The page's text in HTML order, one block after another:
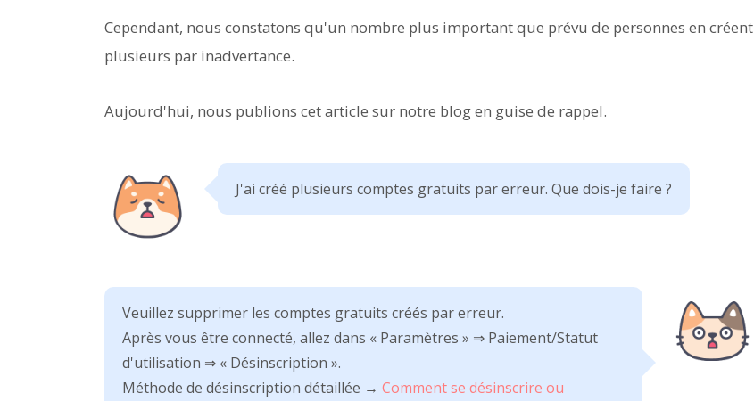
Cependant, nous constatons qu'un nombre plus important que prévu de personnes en créent
plusieurs par inadvertance.
Aujourd'hui, nous publions cet article sur notre blog en guise de rappel.
J'ai créé plusieurs comptes gratuits par erreur. Que dois-je faire ?
Veuillez supprimer les comptes gratuits créés par erreur.
Après vous être connecté, allez dans « Paramètres » ⇒ Paiement/Statut
d'utilisation ⇒ « Désinscription ».
Méthode de désinscription détaillée → Comment se désinscrire ou